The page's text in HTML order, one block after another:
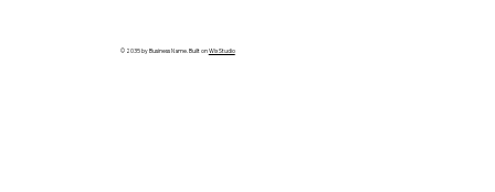
© 2035 by Business Name. Built onWix Studio